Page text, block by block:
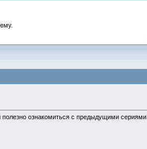
ознакомиться с предыдущими